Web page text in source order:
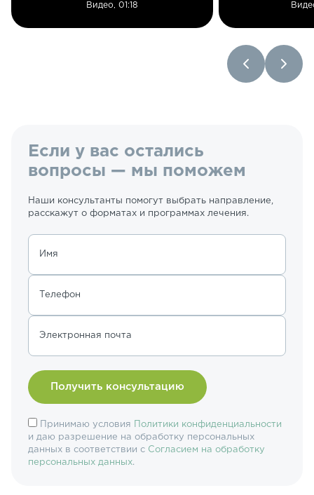
Видео, 01:18
Если у вас остались
вопросы — мы поможем
Наши консультанты помогут выбрать направление,
расскажут о форматах и программах лечения.
Имя
Телефон
Электронная почта
Принимаю условия
Политики конфиденциальности
и даю разрешение на обработку персональных
данных в соответствии с Согласием на обработку
персональных данных.